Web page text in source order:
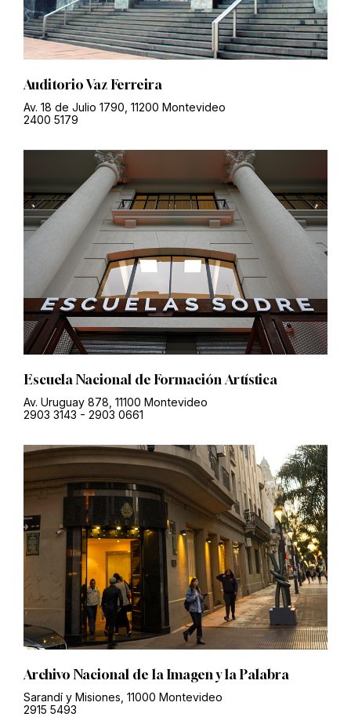
Auditorio Vaz Ferreira
Av. 18 de Julio 1790, 11200 Montevideo
2400 5179
Escuela Nacional de Formación Artística
Av. Uruguay 878, 11100 Montevideo
2903 3143 - 2903 0661
Archivo Nacional de la Imagen y la Palabra
Sarandí y Misiones, 11000 Montevideo
2915 5493